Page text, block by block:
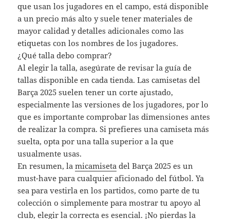
que usan los jugadores en el campo, está disponible
a un precio más alto y suele tener materiales de
mayor calidad y detalles adicionales como las
etiquetas con los nombres de los jugadores.
¿Qué talla debo comprar?
Al elegir la talla, asegúrate de revisar la guía de
tallas disponible en cada tienda. Las camisetas del
Barça 2025 suelen tener un corte ajustado,
especialmente las versiones de los jugadores, por lo
que es importante comprobar las dimensiones antes
de realizar la compra. Si prefieres una camiseta más
suelta, opta por una talla superior a la que
usualmente usas.
En resumen, lamicamiseta del Barça 2025 es un
must-have para cualquier aficionado del fútbol. Ya
sea para vestirla en los partidos, como parte de tu
colección o simplemente para mostrar tu apoyo al
club, elegir la correcta es esencial. ¡No pierdas la